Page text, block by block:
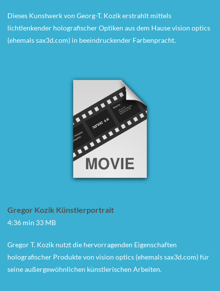
Dieses Kunstwerk von Georg-T. Kozik erstrahlt mittels
lichtlenkender holografischer Optiken aus dem Hause vision optics
(ehemals sax3d.com) in beeindruckender Farbenpracht.
Gregor Kozik Künstlerportrait
4:36 min 33 MB
Gregor T. Kozik nutzt die hervorragenden Eigenschaften
holografischer Produkte von vision optics (ehemals sax3d.com) für
seine außergewöhnlichen künstlerischen Arbeiten.